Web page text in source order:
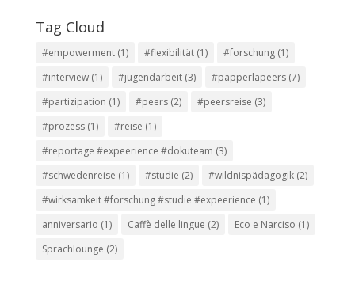
Tag Cloud
#empowerment(1) #flexibilität(1) #forschung(1)
#interview(1) #jugendarbeit(3) #papperlapeers(7)
#partizipation (1) #peers(2) #peersreise (3)
#prozess(1) #reise (1)
#reportage #expeerience #dokuteam (3)
#schwedenreise (1) #studie (2) #wildnispädagogik(2)
#wirksamkeit #forschung #studie #expeerience (1)
anniversario (1) Caffè delle lingue (2) Eco e Narciso (1)
Sprachlounge (2)